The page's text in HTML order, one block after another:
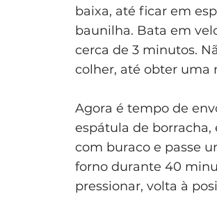
baixa, até ficar em
baunilha. Bata em
cerca de 3 minutos.
colher, até obter uma
Agora é tempo de
espátula de borracha,
com buraco e passe
forno durante 40
pressionar, volta à